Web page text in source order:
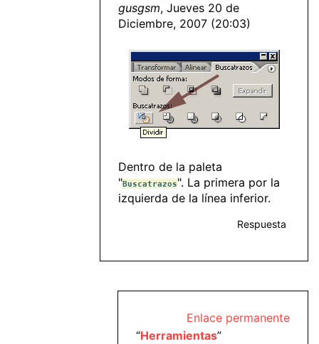
gusgsm, Jueves 20 de
Diciembre, 2007 (20:03)
Dentro de la paleta
"Buscatrazos". La primera por la
izquierda de la línea inferior.
Respuesta
Enlace permanente
“Herramientas”